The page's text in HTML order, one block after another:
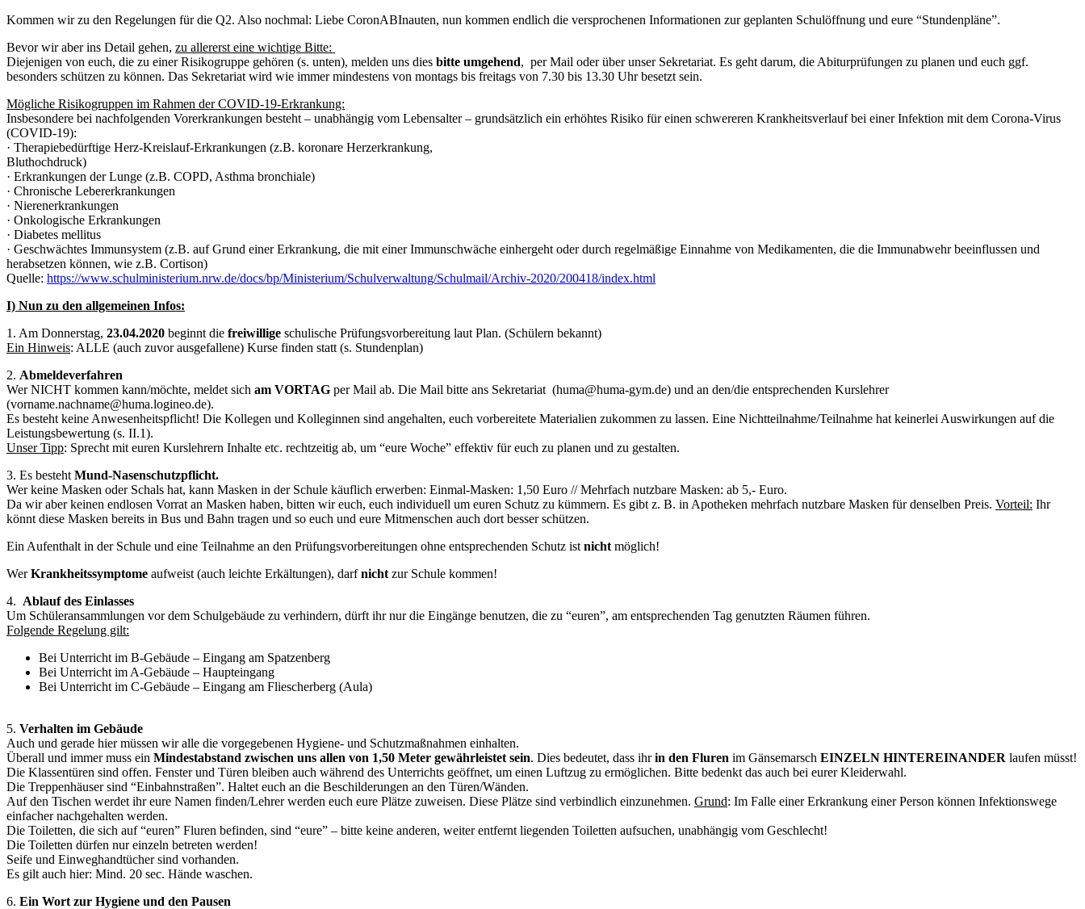
Kommen wir zu den Regelungen für die Q2. Also nochmal: Liebe CoronABInauten, nun kommen endlich die versprochenen Informationen zur geplanten Schulöffnung und eure “Stundenpläne”.
Bevor wir aber ins Detail gehen, zu allererst eine wichtige Bitte:
Diejenigen von euch, die zu einer Risikogruppe gehören (s. unten), melden uns dies bitte umgehend, per Mail oder über unser Sekretariat. Es geht darum, die Abiturprüfungen zu planen und euch ggf.
besonders schützen zu können. Das Sekretariat wird wie immer mindestens von montags bis freitags von 7.30 bis 13.30 Uhr besetzt sein.
Mögliche Risikogruppen im Rahmen der COVID-19-Erkrankung:
Insbesondere bei nachfolgenden Vorerkrankungen besteht – unabhängig vom Lebensalter – grundsätzlich ein erhöhtes Risiko für einen schwereren Krankheitsverlauf bei einer Infektion mit dem Corona-Virus
(COVID-19):
· Therapiebedürftige Herz-Kreislauf-Erkrankungen (z.B. koronare Herzerkrankung,
Bluthochdruck)
· Erkrankungen der Lunge (z.B. COPD, Asthma bronchiale)
· Chronische Lebererkrankungen
· Nierenerkrankungen
· Onkologische Erkrankungen
· Diabetes mellitus
· Geschwächtes Immunsystem (z.B. auf Grund einer Erkrankung, die mit einer Immunschwäche einhergeht oder durch regelmäßige Einnahme von Medikamenten, die die Immunabwehr beeinflussen und
herabsetzen können, wie z.B. Cortison)
Quelle: https://www.schulministerium.nrw.de/docs/bp/Ministerium/Schulverwaltung/Schulmail/Archiv-2020/200418/index.html
I) Nun zu den allgemeinen Infos:
1. Am Donnerstag, 23.04.2020 beginnt die freiwillige schulische Prüfungsvorbereitung laut Plan. (Schülern bekannt)
Ein Hinweis: ALLE (auch zuvor ausgefallene) Kurse finden statt (s. Stundenplan)
2. Abmeldeverfahren
Wer NICHT kommen kann/möchte, meldet sich am VORTAG per Mail ab. Die Mail bitte ans Sekretariat (huma@huma-gym.de) und an den/die entsprechenden Kurslehrer
(vorname.nachname@huma.logineo.de).
Es besteht keine Anwesenheitspflicht! Die Kollegen und Kolleginnen sind angehalten, euch vorbereitete Materialien zukommen zu lassen. Eine Nichtteilnahme/Teilnahme hat keinerlei Auswirkungen auf die
Leistungsbewertung (s. II.1).
Unser Tipp: Sprecht mit euren Kurslehrern Inhalte etc. rechtzeitig ab, um “eure Woche” effektiv für euch zu planen und zu gestalten.
3. Es besteht Mund-Nasenschutzpflicht.
Wer keine Masken oder Schals hat, kann Masken in der Schule käuflich erwerben: Einmal-Masken: 1,50 Euro // Mehrfach nutzbare Masken: ab 5,- Euro.
Da wir aber keinen endlosen Vorrat an Masken haben, bitten wir euch, euch individuell um euren Schutz zu kümmern. Es gibt z. B. in Apotheken mehrfach nutzbare Masken für denselben Preis. Vorteil: Ihr
könnt diese Masken bereits in Bus und Bahn tragen und so euch und eure Mitmenschen auch dort besser schützen.
Ein Aufenthalt in der Schule und eine Teilnahme an den Prüfungsvorbereitungen ohne entsprechenden Schutz ist nicht möglich!
WerKrankheitssymptome aufweist (auch leichte Erkältungen), darfnicht zur Schule kommen!
4. Ablauf des Einlasses
Um Schüleransammlungen vor dem Schulgebäude zu verhindern, dürft ihr nur die Eingänge benutzen, die zu “euren”, am entsprechenden Tag genutzten Räumen führen.
Folgende Regelung gilt:
Bei Unterricht im B-Gebäude – Eingang am Spatzenberg
Bei Unterricht im A-Gebäude – Haupteingang
Bei Unterricht im C-Gebäude – Eingang am Fliescherberg (Aula)
5. Verhalten im Gebäude
Auch und gerade hier müssen wir alle die vorgegebenen Hygiene- und Schutzmaßnahmen einhalten.
Überall und immer muss ein Mindestabstand zwischen uns allen von 1,50 Meter gewährleistet sein. Dies bedeutet, dass ihrin den Fluren im Gänsemarsch EINZELN HINTEREINANDER laufen müsst!
Die Klassentüren sind offen. Fenster und Türen bleiben auch während des Unterrichts geöffnet, um einen Luftzug zu ermöglichen. Bitte bedenkt das auch bei eurer Kleiderwahl.
Die Treppenhäuser sind “Einbahnstraßen”. Haltet euch an die Beschilderungen an den Türen/Wänden.
Auf den Tischen werdet ihr eure Namen finden/Lehrer werden euch eure Plätze zuweisen. Diese Plätze sind verbindlich einzunehmen. Grund: Im Falle einer Erkrankung einer Person können Infektionswege
einfacher nachgehalten werden.
Die Toiletten, die sich auf “euren” Fluren befinden, sind “eure” – bitte keine anderen, weiter entfernt liegenden Toiletten aufsuchen, unabhängig vom Geschlecht!
Die Toiletten dürfen nur einzeln betreten werden!
Seife und Einweghandtücher sind vorhanden.
Es gilt auch hier: Mind. 20 sec. Hände waschen.
6. Ein Wort zur Hygiene und den Pausen